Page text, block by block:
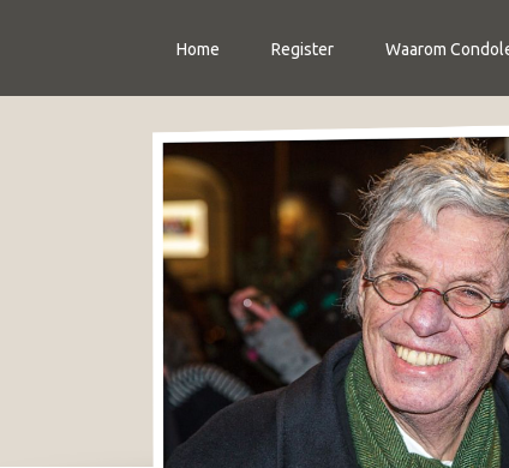
Waarom
Register
Home